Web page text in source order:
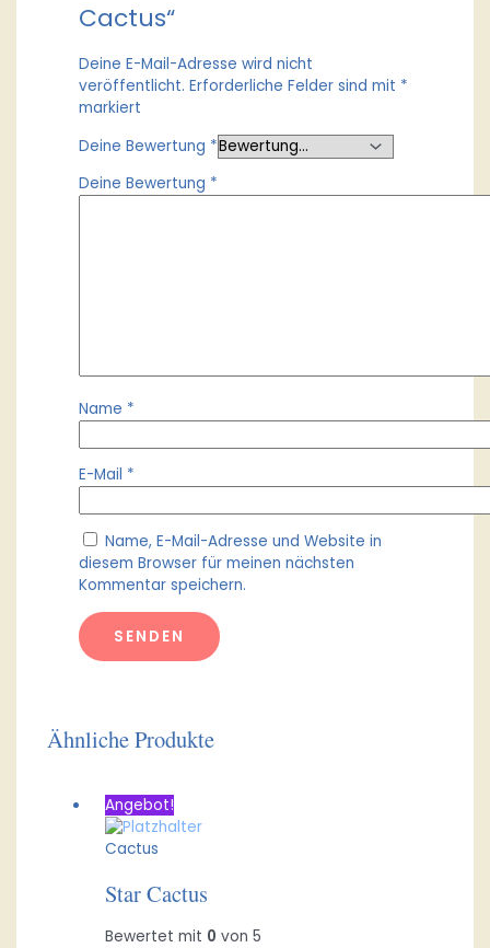
Cactus“
Deine E-Mail-Adresse wird nicht
veröffentlicht. Erforderliche Felder sind mit *
markiert
Deine Bewertung *
Deine Bewertung *
Name *
E-Mail *
Name, E-Mail-Adresse und Website in
diesem Browser für meinen nächsten
Kommentar speichern.
Ähnliche Produkte
Angebot!
Cactus
Star Cactus
Bewertet mit 0 von 5